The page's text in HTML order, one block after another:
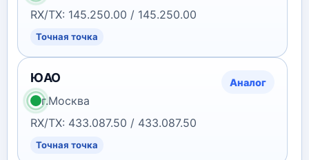
RX/TX: 145.250.00 / 145.250.00
Точная точка
ЮАО Аналог
г.Москва
RX/TX: 433.087.50 / 433.087.50
Точная точка